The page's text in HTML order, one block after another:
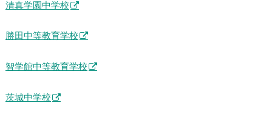
清真学園中学校
勝田中等教育学校
智学館中等教育学校
茨城中学校